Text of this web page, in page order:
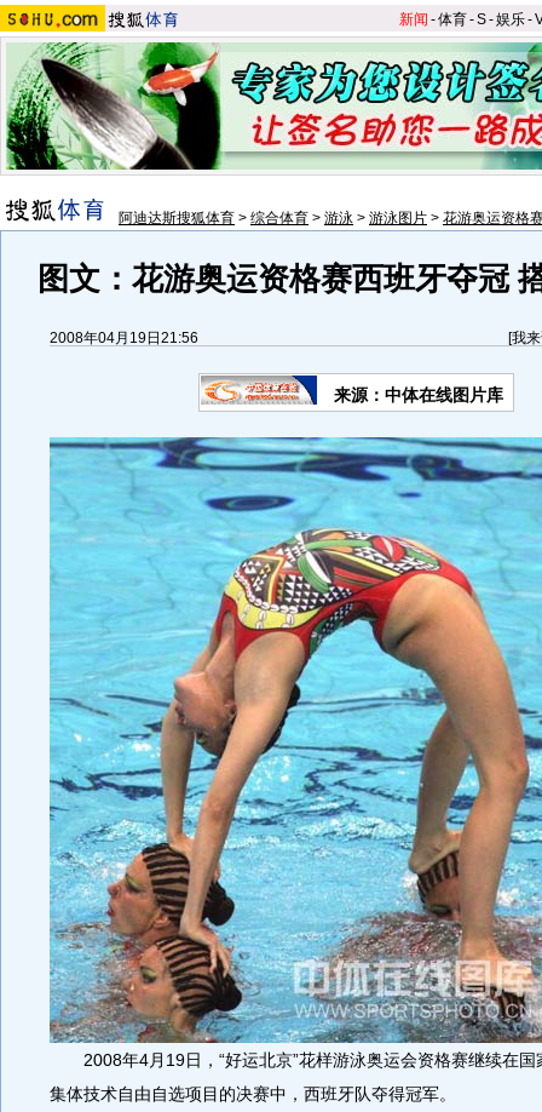
新闻 -体育-S-娱乐-
阿迪达斯搜狐体育 > 综合体育 > 游泳 > 游泳图片 > 花游奥运资格
图文：花游奥运资格赛西班牙夺冠
2008年04月19日21:56 [我
来源：中体在线图片库
2008年4月19日，“好运北京”花样游泳奥运会资格赛继续在国
集体技术自由自选项目的决赛中，西班牙队夺得冠军。